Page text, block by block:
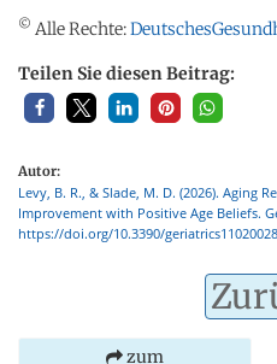
© Alle Rechte:
Teilen Sie diesen Beitrag:
Autor:
Levy, B. R., & Slade, M. D. (2026). Aging
Improvement with Positive Age Beliefs.
https://doi.org/10.3390/geriatrics11020028
zum